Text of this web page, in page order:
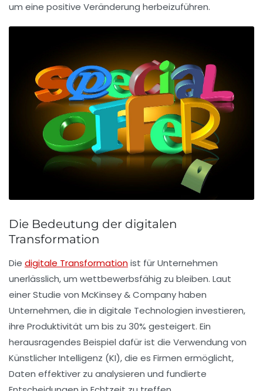
um eine positive Veränderung herbeizuführen.
Die Bedeutung der digitalen
Transformation
Die digitale Transformationist für Unternehmen
unerlässlich, um wettbewerbsfähig zu bleiben. Laut
einer Studie von McKinsey & Company haben
Unternehmen, die in digitale Technologien investieren,
ihre Produktivität um bis zu 30% gesteigert. Ein
herausragendes Beispiel dafür ist die Verwendung von
Künstlicher Intelligenz (KI), die es Firmen ermöglicht,
Daten effektiver zu analysieren und fundierte